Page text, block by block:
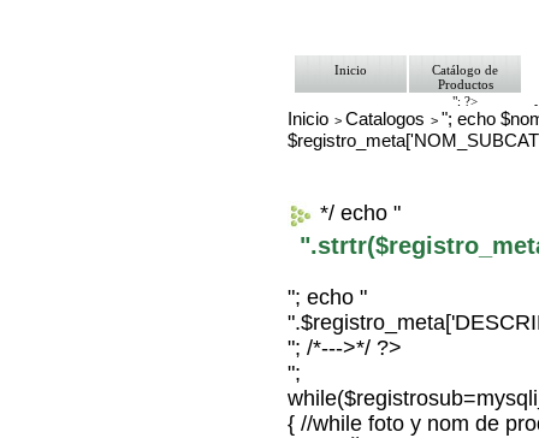
Inicio
Catálogo de
Productos
"; ?>
Pago
Nosotros
Bolsa de
Inicio >Catalogos >"; echo
*/ echo "
"; echo "
"; /*--->*/ ?>
";
{ //while foto y nom de